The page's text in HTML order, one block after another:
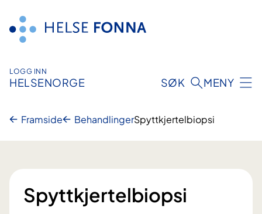
innhald
LOGG INN
HELSENORGE SØK MENY
Framside BehandlingerSpyttkjertelbiopsi
Spyttkjertelbiopsi